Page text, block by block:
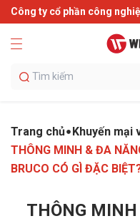
Công ty cổ phần công
Trang chủ Khuyến mại
THÔNG MINH & ĐA
BRUCO CÓ GÌ ĐẶC
THÔNG